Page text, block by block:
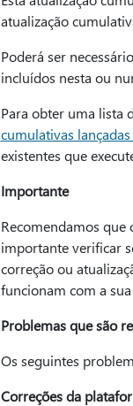
atualização
Poderá ser
incluídos nesta ou
Para obter uma lista
cumulativas
existentes que
Importante
Recomendamos que
importante verificar
correção ou
funcionam com a
Problemas que são
Os seguintes
Correções da